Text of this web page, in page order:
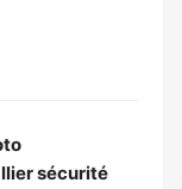
sécurité